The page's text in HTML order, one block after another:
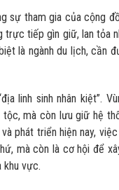
sự tham gia của cộng
tiếp gìn giữ, lan tỏa
là ngành du lịch, cần
linh sinh nhân kiệt”.
mà còn lưu giữ hệ
phát triển hiện nay,
mà còn là cơ hội để
khu vực.